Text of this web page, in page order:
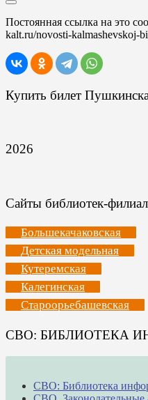
Постоянная ссылка на это
kalt.ru/novosti-kalmashevskoj-
Купить билет
2026
Сайты библиотек-
Большекачаковская
Детская модельная
Кутеремская
Калегинская
Староорьебашевская
СВО: БИБЛИОТЕКА
СВО: Библиотека